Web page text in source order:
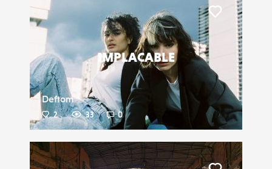
IMPLACABLE
Deftom
2 33 0
Liker